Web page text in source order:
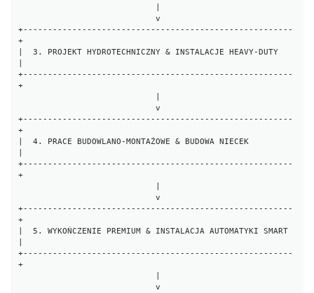
                            v
+-------------------------------------------------------
+
|  3. PROJEKT HYDROTECHNICZNY & INSTALACJE HEAVY-DUTY
+-------------------------------------------------------
+
                            v
+-------------------------------------------------------
+
|  4. PRACE BUDOWLANO-MONTAŻOWE & BUDOWA NIECEK
+-------------------------------------------------------
+
                            v
+-------------------------------------------------------
+
|  5. WYKOŃCZENIE PREMIUM & INSTALACJA AUTOMATYKI SMART
+-------------------------------------------------------
+
                            v